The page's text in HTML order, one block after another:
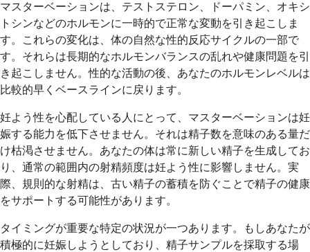
マスターベーションは、テストステロン、ドーパミン、オキシ
トシンなどのホルモンに一時的で正常な変動を引き起こしま
す。これらの変化は、体の自然な性的反応サイクルの一部で
す。それらは長期的なホルモンバランスの乱れや健康問題を引
き起こしません。性的な活動の後、あなたのホルモンレベルは
比較的早くベースラインに戻ります。
妊よう性を心配している人にとって、マスターベーションは妊
娠する能力を低下させません。それは精子数を意味のある量だ
け枯渇させません。あなたの体は常に新しい精子を生成してお
り、通常の範囲内の射精頻度は妊よう性に影響しません。実
際、規則的な射精は、古い精子の蓄積を防ぐことで精子の健康
をサポートする可能性があります。
タイミングが重要な特定の状況が一つあります。もしあなたが
積極的に妊娠しようとしており、精子サンプルを採取する場